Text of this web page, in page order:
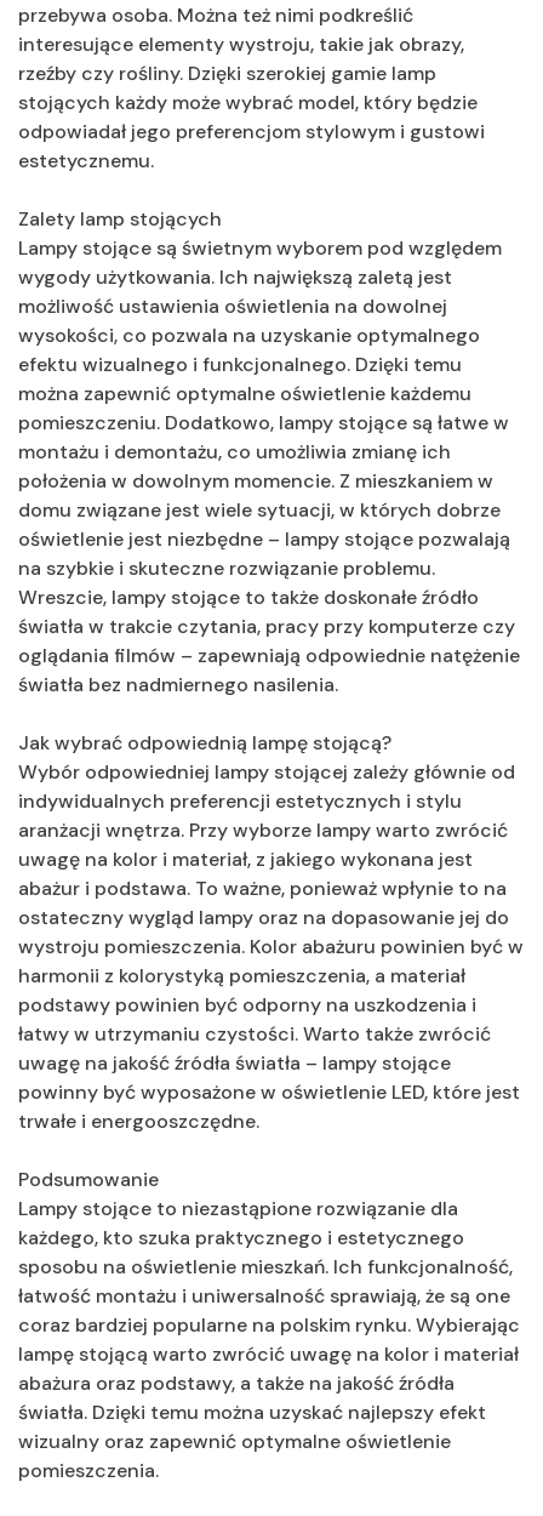
przebywa osoba. Można też nimi podkreślić
interesujące elementy wystroju, takie jak obrazy,
rzeźby czy rośliny. Dzięki szerokiej gamie lamp
stojących każdy może wybrać model, który będzie
odpowiadał jego preferencjom stylowym i gustowi
estetycznemu.
Zalety lamp stojących
Lampy stojące są świetnym wyborem pod względem
wygody użytkowania. Ich największą zaletą jest
możliwość ustawienia oświetlenia na dowolnej
wysokości, co pozwala na uzyskanie optymalnego
efektu wizualnego i funkcjonalnego. Dzięki temu
można zapewnić optymalne oświetlenie każdemu
pomieszczeniu. Dodatkowo, lampy stojące są łatwe w
montażu i demontażu, co umożliwia zmianę ich
położenia w dowolnym momencie. Z mieszkaniem w
domu związane jest wiele sytuacji, w których dobrze
oświetlenie jest niezbędne – lampy stojące pozwalają
na szybkie i skuteczne rozwiązanie problemu.
Wreszcie, lampy stojące to także doskonałe źródło
światła w trakcie czytania, pracy przy komputerze czy
oglądania filmów – zapewniają odpowiednie natężenie
światła bez nadmiernego nasilenia.
Jak wybrać odpowiednią lampę stojącą?
Wybór odpowiedniej lampy stojącej zależy głównie od
indywidualnych preferencji estetycznych i stylu
aranżacji wnętrza. Przy wyborze lampy warto zwrócić
uwagę na kolor i materiał, z jakiego wykonana jest
abażur i podstawa. To ważne, ponieważ wpłynie to na
ostateczny wygląd lampy oraz na dopasowanie jej do
wystroju pomieszczenia. Kolor abażuru powinien być w
harmonii z kolorystyką pomieszczenia, a materiał
podstawy powinien być odporny na uszkodzenia i
łatwy w utrzymaniu czystości. Warto także zwrócić
uwagę na jakość źródła światła – lampy stojące
powinny być wyposażone w oświetlenie LED, które jest
trwałe i energooszczędne.
Podsumowanie
Lampy stojące to niezastąpione rozwiązanie dla
każdego, kto szuka praktycznego i estetycznego
sposobu na oświetlenie mieszkań. Ich funkcjonalność,
łatwość montażu i uniwersalność sprawiają, że są one
coraz bardziej popularne na polskim rynku. Wybierając
lampę stojącą warto zwrócić uwagę na kolor i materiał
abażura oraz podstawy, a także na jakość źródła
światła. Dzięki temu można uzyskać najlepszy efekt
wizualny oraz zapewnić optymalne oświetlenie
pomieszczenia.